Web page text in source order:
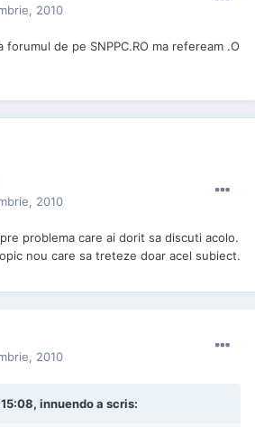
2010
de pe SNPPC.RO ma refeream .O
2010
problema care ai dorit sa discuti acolo.
nou care sa treteze doar acel subiect.
2010
innuendo a scris: